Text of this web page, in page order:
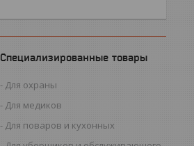
Специализированные товары
Для охраны
Для медиков
Для поваров и кухонных